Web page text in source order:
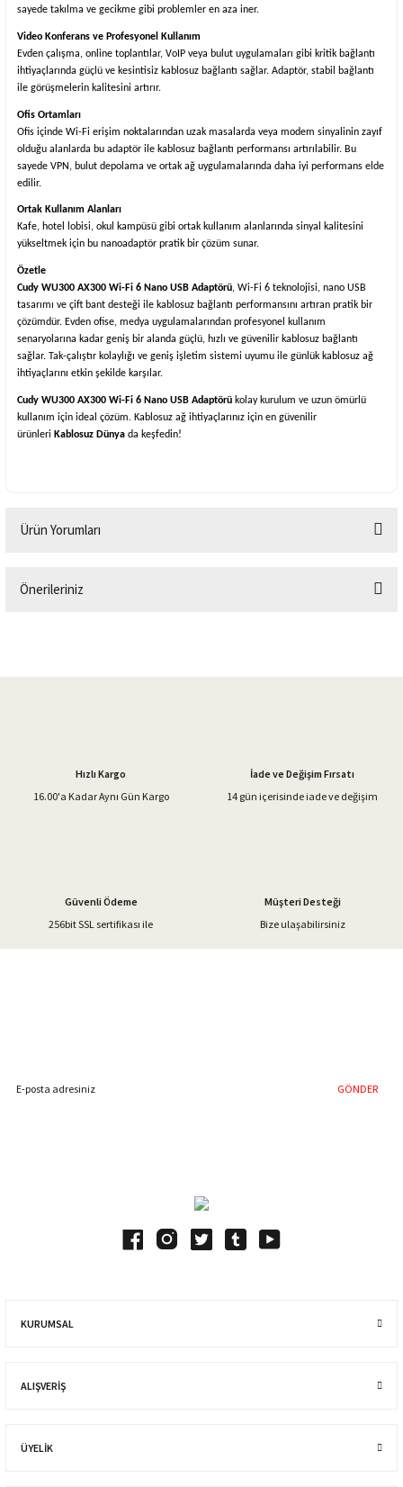
sayede takılma ve gecikme gibi problemler en aza iner.
Video Konferans ve Profesyonel Kullanım
Evden çalışma, online toplantılar, VoIP veya bulut uygulamaları gibi kritik bağlantı
ihtiyaçlarında güçlü ve kesintisiz kablosuz bağlantı sağlar. Adaptör, stabil bağlantı
ile görüşmelerin kalitesini artırır.
Ofis Ortamları
Ofis içinde Wi-Fi erişim noktalarından uzak masalarda veya modem sinyalinin zayıf
olduğu alanlarda bu adaptör ile kablosuz bağlantı performansı artırılabilir. Bu
sayede VPN, bulut depolama ve ortak ağ uygulamalarında daha iyi performans elde
edilir.
Ortak Kullanım Alanları
Kafe, hotel lobisi, okul kampüsü gibi ortak kullanım alanlarında sinyal kalitesini
yükseltmek için bu nanoadaptör pratik bir çözüm sunar.
Özetle
Cudy WU300 AX300 Wi-Fi 6 Nano USB Adaptörü, Wi-Fi 6 teknolojisi, nano USB
tasarımı ve çift bant desteği ile kablosuz bağlantı performansını artıran pratik bir
çözümdür. Evden ofise, medya uygulamalarından profesyonel kullanım
senaryolarına kadar geniş bir alanda güçlü, hızlı ve güvenilir kablosuz bağlantı
sağlar. Tak-çalıştır kolaylığı ve geniş işletim sistemi uyumu ile günlük kablosuz ağ
ihtiyaçlarını etkin şekilde karşılar.
Cudy WU300 AX300 Wi-Fi 6 Nano USB Adaptörü kolay kurulum ve uzun ömürlü
kullanım için ideal çözüm. Kablosuz ağ ihtiyaçlarınız için en güvenilir
ürünleri Kablosuz Dünya da keşfedin!
Ürün Yorumları
Önerileriniz
Ürün bilgilerinde hatalar bulunuyor.
Gönder
Hızlı Kargo
16.00'a Kadar Aynı Gün Kargo
İade ve Değişim Fırsatı
14 gün içerisinde iade ve değişim
Güvenli Ödeme
256bit SSL sertifikası ile
Müşteri Desteği
Bize ulaşabilirsiniz
GÖNDER
KURUMSAL
ALIŞVERIŞ
ÜYELİK